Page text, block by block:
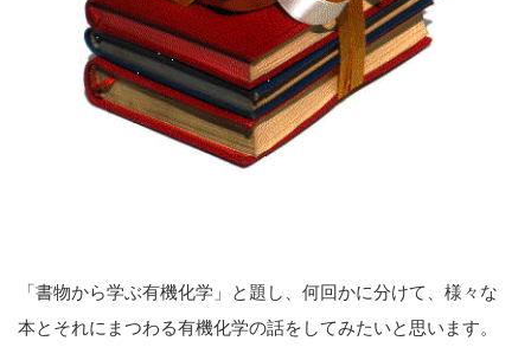
「書物から学ぶ有機化学」と題し、何回かに分けて、様々な
本とそれにまつわる有機化学の話をしてみたいと思います。